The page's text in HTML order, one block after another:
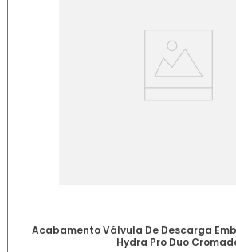
Acabamento Válvula De Descarga
Hydra Pro Duo